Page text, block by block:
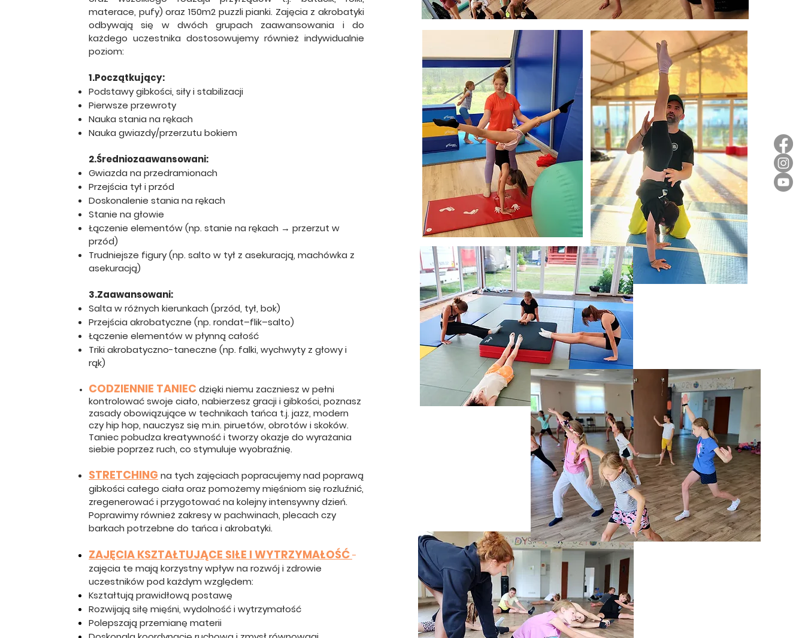
materace, pufy) oraz 150m2 puzzli pianki. Zajęcia z akrobatyki
odbywają się w dwóch grupach zaawansowania i do
każdego uczestnika dostosowujemy również indywidualnie
poziom:
1.Początkujący:
Podstawy gibkości, siły i stabilizacji
Pierwsze przewroty
Nauka stania na rękach
Nauka gwiazdy/przerzutu bokiem
2.Średniozaawansowani:
Gwiazda na przedramionach
Przejścia tył i przód
Doskonalenie stania na rękach
Stanie na głowie
Łączenie elementów (np. stanie na rękach → przerzut w
przód)
Trudniejsze figury (np. salto w tył z asekuracją, machówka z
asekuracją)
3.Zaawansowani:
Salta w różnych kierunkach (przód, tył, bok)
Przejścia akrobatyczne (np. rondat–flik–salto)
Łączenie elementów w płynną całość
Triki akrobatyczno-taneczne (np. falki, wychwyty z głowy i
rąk)
CODZIENNIE TANIEC dzięki niemu zaczniesz w pełni
kontrolować swoje ciało, nabierzesz gracji i gibkości, poznasz
zasady obowiązujące w technikach tańca t.j. jazz, modern
czy hip hop, nauczysz się m.in. piruetów, obrotów i skoków.
Taniec pobudza kreatywność i tworzy okazje do wyrażania
siebie poprzez ruch, co stymuluje wyobraźnię.
STRETCHING na tych zajęciach popracujemy nad poprawą
gibkości całego ciała oraz pomożemy mięśniom się rozluźnić,
zregenerować i przygotować na kolejny intensywny dzień.
Poprawimy również zakresy w pachwinach, plecach czy
barkach potrzebne do tańca i akrobatyki.
ZAJĘCIA KSZTAŁTUJĄCE SIŁE I WYTRZYMAŁOŚĆ-
zajęcia te mają korzystny wpływ na rozwój i zdrowie
uczestników pod każdym względem:
Kształtują prawidłową postawę
Rozwijają siłę mięśni, wydolność i wytrzymałość
Polepszają przemianę materii